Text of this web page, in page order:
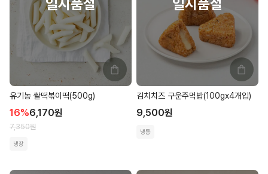
유기농 쌀떡볶이떡(500g)
16%6,170원
7,350원
냉장
김치치즈 구운주먹밥(100gx4개입)
9,500원
냉동